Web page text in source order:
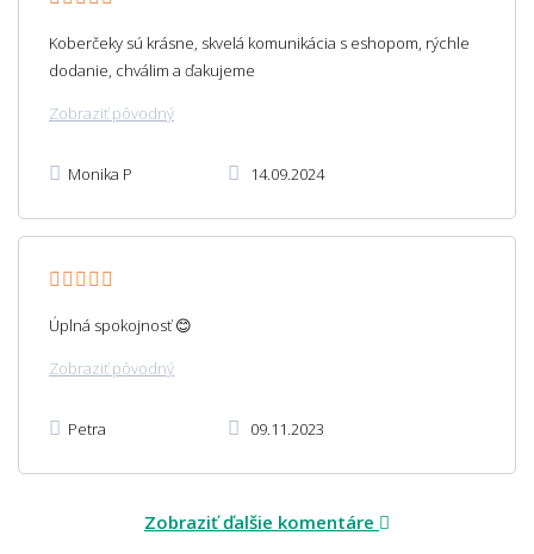
Koberčeky sú krásne, skvelá komunikácia s eshopom, rýchle
dodanie, chválim a ďakujeme
Zobraziť pôvodný
Monika P 14.09.2024
Úplná spokojnosť 😊
Zobraziť pôvodný
Petra 09.11.2023
Zobraziť ďalšie komentáre